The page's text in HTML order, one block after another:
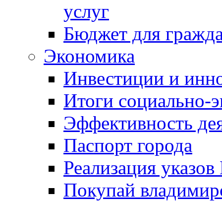
услуг
Бюджет для
Экономика
Инвестиции и
Итоги социально-
Эффективность
Паспорт города
Реализация
Покупай